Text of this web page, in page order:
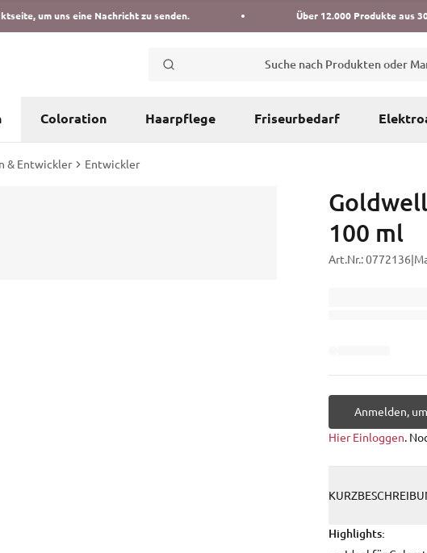
um uns eine Nachricht zu senden. Über 12.000 Produkte aus
Suche nach Produkten oder
Coloration Haarpflege Friseurbedarf
& Entwickler Entwickler
100 ml
Art.Nr.:0772136
Anmelden,
Hier Einloggen.
Highlights: